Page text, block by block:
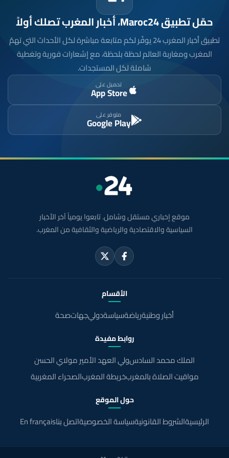
حمّل تطبيق Maroc24، أخبار المغرب تصلك أولاً
تطبيق أخبار المغرب 24 يوفّر لكم متابعة مباشرة لكل الأحداث التي تهمّ
المغرب ومغاربة العالم لحظة بلحظة، مع إشعارات فورية وتغطية
شاملة لكل المستجدات.
تحميل على
App Store
متوفر على
Google Play
موقع إخباري مستقل وشامل. تابعوا يومياً آخر الأخبار
السياسية والاقتصادية والرياضية والثقافية من المغرب.
الأقسام
أخبار وطنيةرياضةسياسةدوليجهاتصحة
روابط مفيدة
الملك محمد السادسولي العهد الأمير مولاي الحسن
مواقيت الصلاة بالمغربخريطة المغربالصحراء المغربية
حول الموقع
الرئيسيةالشروط القانونيةسياسة الخصوصيةاتصل بناEn français